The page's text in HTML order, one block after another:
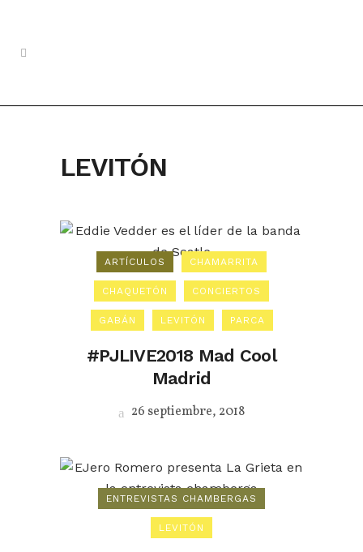
LEVITÓN
ARTÍCULOS CHAMARRITA
CHAQUETÓN CONCIERTOS
GABÁN LEVITÓN PARCA
#PJLIVE2018 Mad Cool
Madrid
26 septiembre, 2018
ENTREVISTAS CHAMBERGAS
LEVITÓN